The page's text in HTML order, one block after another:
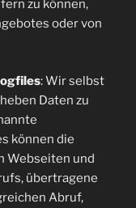
zu können,
oder von
: Wir selbst
Daten zu
können die
Webseiten und
übertragene
Abruf,